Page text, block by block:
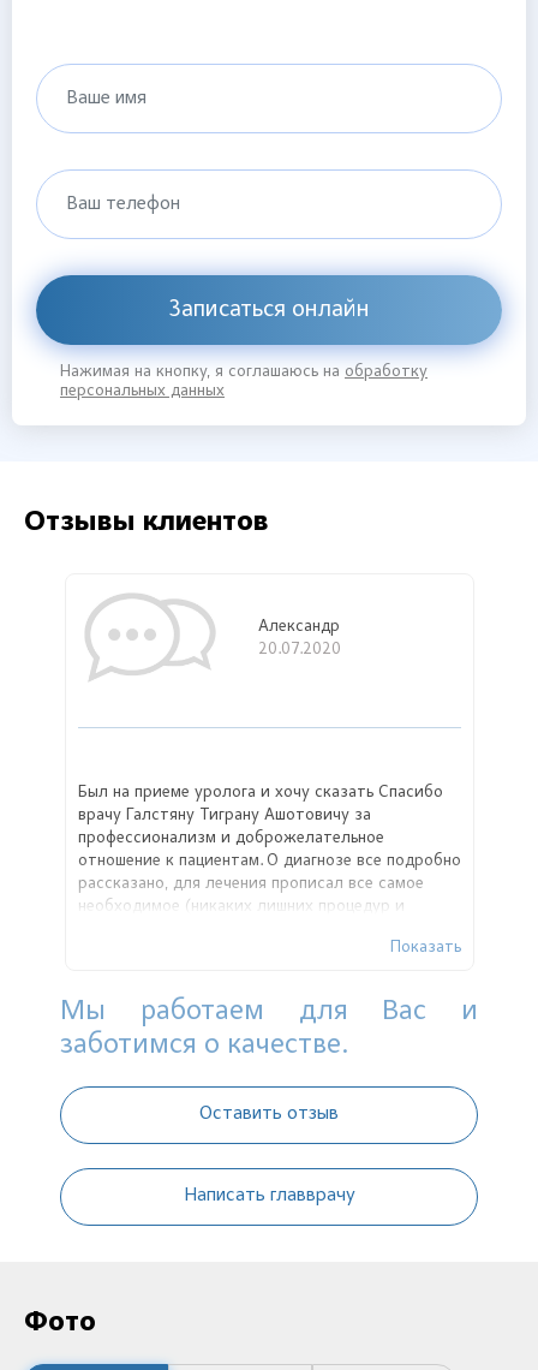
Ваше имя
Ваш телефон
Записаться онлайн
Нажимая на кнопку, я соглашаюсь на обработку
персональных данных
Отзывы клиентов
Александр
20.07.2020
Был на приеме уролога и хочу сказать Спасибо
врачу Галстяну Тиграну Ашотовичу за
профессионализм и доброжелательное
отношение к пациентам. О диагнозе все подробно
рассказано, для лечения прописал все самое
необходимое (никаких лишних процедур и
программу лечения в 2 раза превосходящую по
Показать
Мы работаем для Вас и
заботимся о качестве.
Оставить отзыв
Написать главврачу
Фото